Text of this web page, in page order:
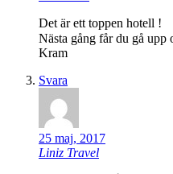
Det är ett toppen hotell !
Nästa gång får du gå
Kram
Svara
25 maj, 2017
Liniz Travel